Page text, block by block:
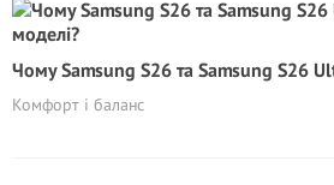
Чому Samsung S26 та Samsung S26
Комфорт і баланс